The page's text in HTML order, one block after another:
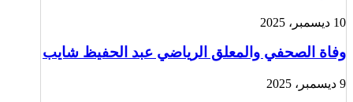
10 ديسمبر، 2025
وفاة الصحفي والمعلق الرياضي عبد الحفيظ شايب
9 ديسمبر، 2025